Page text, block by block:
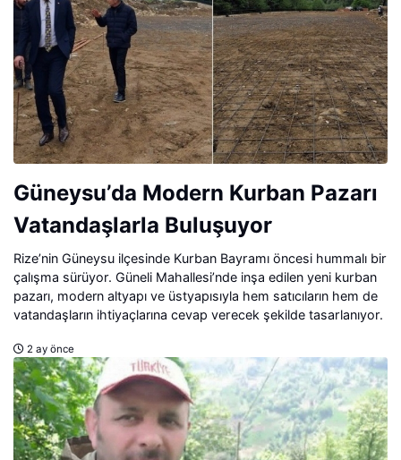
Güneysu’da Modern Kurban Pazarı
Vatandaşlarla Buluşuyor
Rize’nin Güneysu ilçesinde Kurban Bayramı öncesi hummalı bir
çalışma sürüyor. Güneli Mahallesi’nde inşa edilen yeni kurban
pazarı, modern altyapı ve üstyapısıyla hem satıcıların hem de
vatandaşların ihtiyaçlarına cevap verecek şekilde tasarlanıyor.
2 ay önce